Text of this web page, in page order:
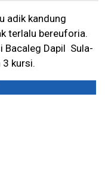
adik kandung
terlalu bereuforia.
Bacaleg Dapil Sula-
kursi.